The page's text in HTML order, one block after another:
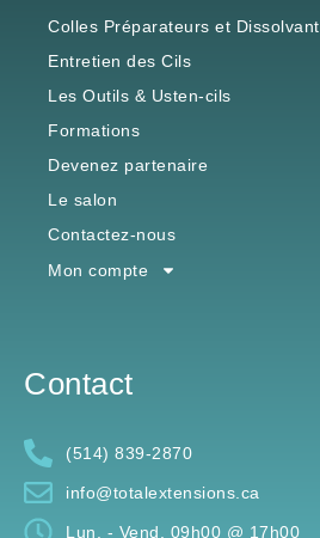
Extensions de cils
Colles Préparateurs et Dissolvants
Entretien des Cils
Les Outils & Usten-cils
Formations
Devenez partenaire
Le salon
Contactez-nous
(514) 839-2870
info@totalextensions.ca